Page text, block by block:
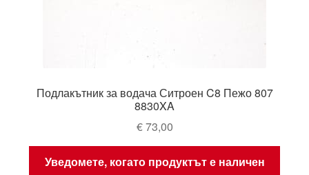
Подлакътник за водача Ситроен C8 Пежо 807
8830XA
€73,00
Уведомете, когато продуктът е наличен